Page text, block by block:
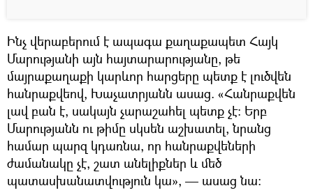
Ինչ վերաբերում է ապագա քաղաքապետ Հայկ
Մարությանի այն հայտարարությանը, թե
մայրաքաղաքի կարևոր հարցերը պետք է լուծվեն
հանրաքվեով, Խաչատրյանն ասաց. «Հանրաքվեն
լավ բան է, սակայն չարաշահել պետք չէ։ Երբ
Մարությանն ու թիմը սկսեն աշխատել, նրանց
համար պարզ կդառնա, որ հանրաքվեների
ժամանակը չէ, շատ անելիքներ և մեծ
պատասխանատվություն կա», — ասաց նա։